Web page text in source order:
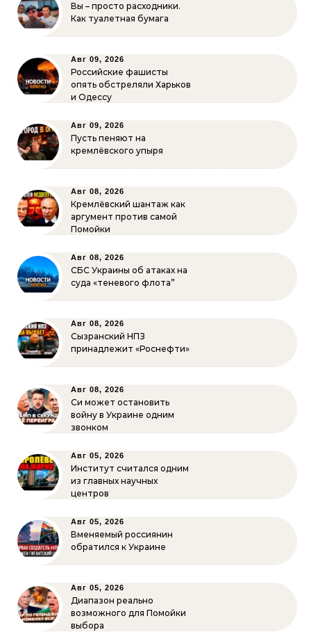
Вы – просто расходники.
Как туалетная бумага
Авг 09, 2026
Российские фашисты
опять обстреляли Харьков
и Одессу
Авг 09, 2026
Пусть пеняют на
кремлёвского упыря
Авг 08, 2026
Кремлёвский шантаж как
аргумент против самой
Помойки
Авг 08, 2026
СБС Украины об атаках на
суда «теневого флота”
Авг 08, 2026
Сызранский НПЗ
принадлежит «Роснефти»
Авг 08, 2026
Си может остановить
войну в Украине одним
звонком
Авг 05, 2026
Институт считался одним
из главных научных
центров
Авг 05, 2026
Вменяемый россиянин
обратился к Украине
Авг 05, 2026
Диапазон реально
возможного для Помойки
выбора